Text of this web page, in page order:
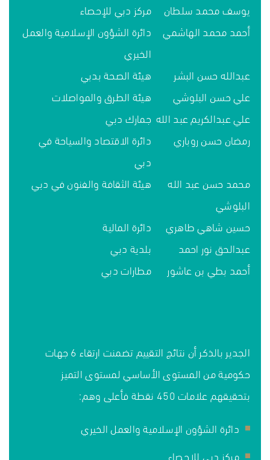
يوسف محمد سلطان
مركز دبي للإحصاء
أحمد محمد الهاشمي
دائرة الشؤون الإسلامية والعمل
الخيري
عبدالله حسن البشر
هيئة الصحة بدبي
علي حسن البلوشي
هيئة الطرق والمواصلات
علي عبدالكريم عبد الله جمارك دبي
رمضان حسن روباري
دائرة الاقتصاد والسياحة في
دبي
محمد حسن عبد الله
البلوشي
هيئة الثقافة والفنون في دبي
حسين شاهي طاهري
دائرة المالية
عبدالحق نور احمد
بلدية دبي
أحمد بطي بن عاشور
مطارات دبي
الجدير بالذكر أن نتائج التقييم تضمنت ارتقاء 6 جهات
حكومية من المستوى الأساسي لمستوى التميز
بتحقيقهم علامات 450 نقطة فأعلى وهم:
دائرة الشؤون الإسلامية والعمل الخيري
مركز دبي للإحصاء